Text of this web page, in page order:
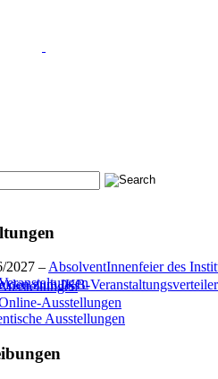
2027 –AbsolventInnenfeier des
zum IKB-Veranstaltungsverteiler
Ausstellungen
Ausstellungen